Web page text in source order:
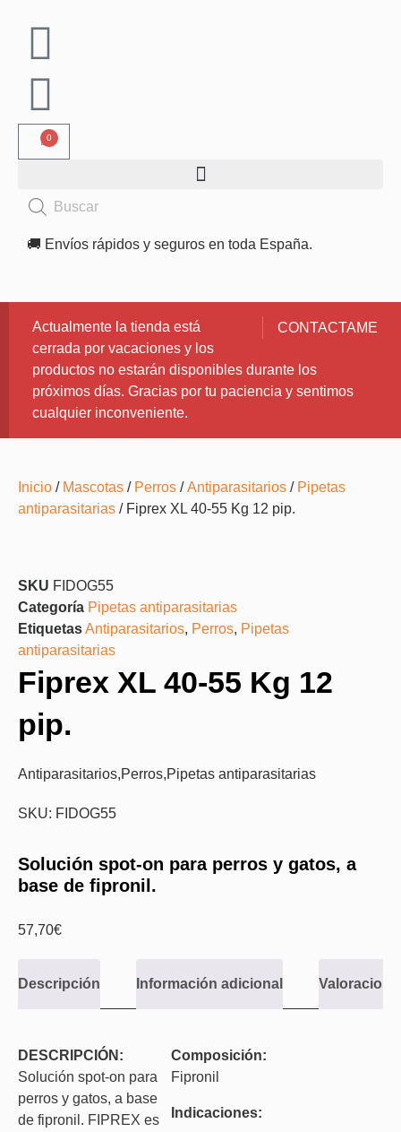
0
🚚 Envíos rápidos y seguros en toda España.
CONTACTAME
Actualmente la tienda está
cerrada por vacaciones y los
productos no estarán disponibles durante los
próximos días. Gracias por tu paciencia y sentimos
cualquier inconveniente.
Inicio / Mascotas / Perros /Antiparasitarios / Pipetas
antiparasitarias / Fiprex XL 40-55 Kg 12 pip.
SKU FIDOG55
Categoría Pipetas antiparasitarias
EtiquetasAntiparasitarios, Perros, Pipetas
antiparasitarias
Fiprex XL 40-55 Kg 12
pip.
Antiparasitarios,Perros,Pipetas antiparasitarias
SKU: FIDOG55
Solución spot-on para perros y gatos, a
base de fipronil.
57,70€
Descripción Información adicional
DESCRIPCIÓN:
Solución spot-on para
perros y gatos, a base
de fipronil. FIPREX es
Composición:
Fipronil
Indicaciones: